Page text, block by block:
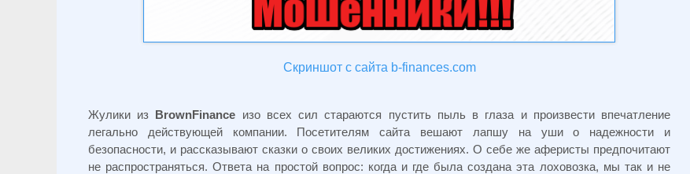
Скриншот с сайта b-finances.com
Жулики из BrownFinance изо всех сил стараются пустить пыль в глаза и произвести впечатление
легально действующей компании. Посетителям сайта вешают лапшу на уши о надежности и
безопасности, и рассказывают сказки о своих великих достижениях. О себе же аферисты предпочитают
не распространяться. Ответа на простой вопрос: когда и где была создана эта лоховозка, мы так и не